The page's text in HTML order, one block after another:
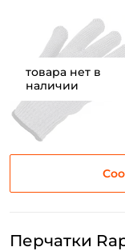
товара нет в
наличии
Перчатки
ФИО: *
Номер телефона:
Придумайте
Повторите